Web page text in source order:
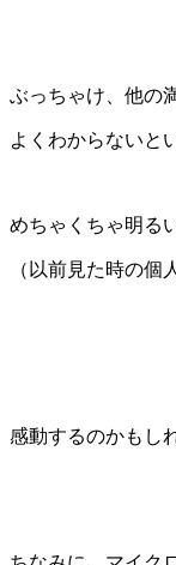
ぶっちゃけ、他の
よくわからないと
めちゃくちゃ明る
（以前見た時の個
感動するのかもし